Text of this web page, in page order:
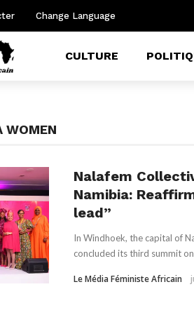
Change Language
CULTURE
WOMEN
Nalafem
Namibia:
lead”
In Windhoek, the capital of
concluded its third summit
Le Média Féministe Africain